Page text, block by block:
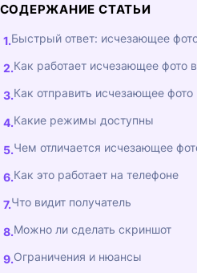
СОДЕРЖАНИЕ СТАТЬИ
Быстрый ответ: исчезающее
Как работает исчезающее фото
Как отправить исчезающее
Какие режимы доступны
Чем отличается исчезающее
Как это работает на телефоне
Что видит получатель
Можно ли сделать скриншот
Ограничения и нюансы